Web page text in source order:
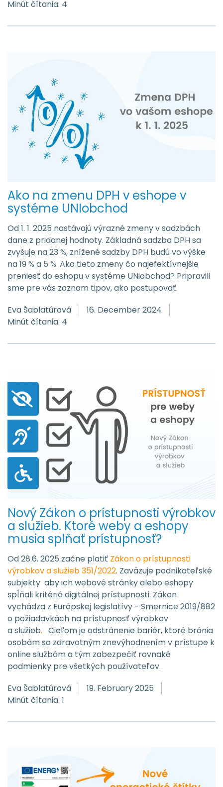
Minút čítania: 4
Ako na zmenu DPH v eshope v
systéme UNIobchod
Od 1. 1. 2025 nastávajú výrazné zmeny v sadzbách
dane z pridanej hodnoty. Základná sadzba DPH sa
zvyšuje na 23 %, znížené sadzby DPH budú vo výške
na 19 % a 5 %. Ako tieto zmeny čo najefektívnejšie
preniesť do eshopu v systéme UNiobchod? Pripravili
sme pre vás zoznam tipov, ako postupovať.
Eva Šablatúrová
16. December 2024
Minút čítania: 4
Nový Zákon o prístupnosti výrobkov
a služieb. Ktoré weby a eshopy
musia splňať prístupnosť?
Od 28.6. 2025 začne platiť Zákon o prístupnosti
výrobkov a služieb 351/2022. Zaväzuje podnikateľské
subjekty aby ich webové stránky alebo eshopy
spĺňali kritériá digitálnej prístupnosti. Zákon
vychádza z Európskej legislatívy - Smernice 2019/882
o požiadavkách na prístupnosť výrobkov
a služieb. Cieľom je odstránenie bariér, ktoré bránia
osobám so zdravotným znevýhodnením v prístupe k
online službám a tým zabezpečiť rovnaké
podmienky pre všetkých používateľov.
Eva Šablatúrová
19. February 2025
Minút čítania: 1